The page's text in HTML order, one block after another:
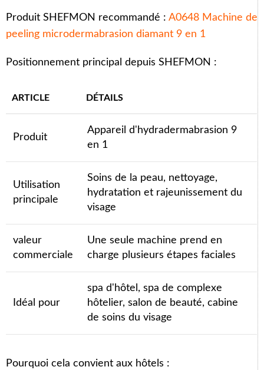
Produit SHEFMON recommandé : A0648 Machine de
peeling microdermabrasion diamant 9 en 1
Positionnement principal depuis SHEFMON :
ARTICLE DÉTAILS
Produit
Appareil d'hydradermabrasion 9
en 1
Utilisation
principale
Soins de la peau, nettoyage,
hydratation et rajeunissement du
visage
valeur
commerciale
Une seule machine prend en
charge plusieurs étapes faciales
Idéal pour
spa d'hôtel, spa de complexe
hôtelier, salon de beauté, cabine
de soins du visage
Pourquoi cela convient aux hôtels :